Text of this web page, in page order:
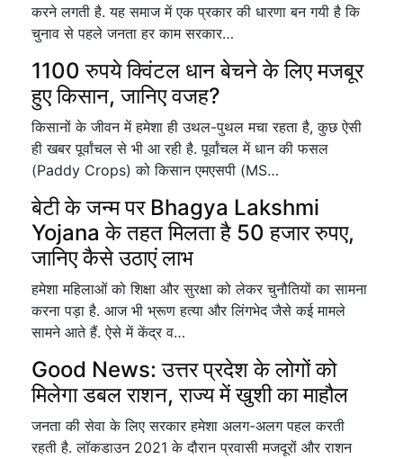
करने लगती है. यह समाज में एक प्रकार की धारणा बन गयी है कि
चुनाव से पहले जनता हर काम सरकार…
1100 रुपये क्विंटल धान बेचने के लिए मजबूर
हुए किसान, जानिए वजह?
किसानों के जीवन में हमेशा ही उथल-पुथल मचा रहता है, कुछ ऐसी
ही खबर पूर्वांचल से भी आ रही है. पूर्वांचल में धान की फसल
(Paddy Crops) को किसान एमएसपी (MS…
बेटी के जन्म पर Bhagya Lakshmi
Yojana के तहत मिलता है 50 हजार रुपए,
जानिए कैसे उठाएं लाभ
हमेशा महिलाओं को शिक्षा और सुरक्षा को लेकर चुनौतियों का सामना
करना पड़ा है. आज भी भ्रूण हत्या और लिंगभेद जैसे कई मामले
सामने आते हैं. ऐसे में केंद्र व…
Good News: उत्तर प्रदेश के लोगों को
मिलेगा डबल राशन, राज्य में खुशी का माहौल
जनता की सेवा के लिए सरकार हमेशा अलग-अलग पहल करती
रहती है. लॉकडाउन 2021 के दौरान प्रवासी मजदूरों और राशन